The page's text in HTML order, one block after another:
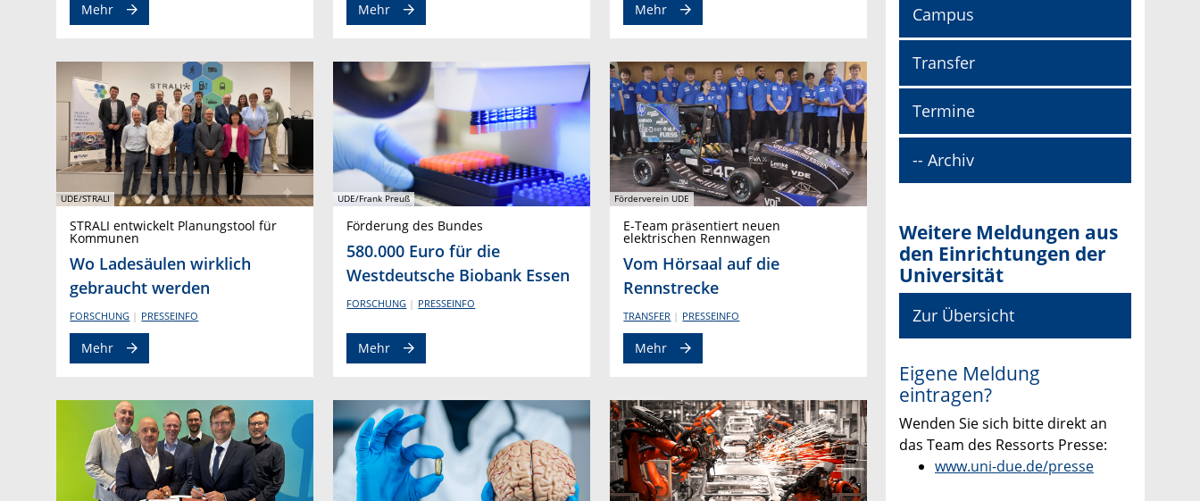
Mehr Mehr Mehr
UDE/STRALI
STRALI entwickelt Planungstool für
Kommunen
Wo Ladesäulen wirklich
gebraucht werden
FORSCHUNG PRESSEINFO
Mehr
UDE/Frank Preuß
Förderung des Bundes
580.000 Euro für die
Westdeutsche Biobank Essen
FORSCHUNG PRESSEINFO
Mehr
Förderverein UDE
E-Team präsentiert neuen
elektrischen Rennwagen
Vom Hörsaal auf die
Rennstrecke
TRANSFER PRESSEINFO
Mehr
Campus
Transfer
Termine
-- Archiv
Weitere Meldungen aus
den Einrichtungen der
Universität
Zur Übersicht
Eigene Meldung
eintragen?
Wenden Sie sich bitte direkt an
das Team des Ressorts Presse:
www.uni-due.de/presse